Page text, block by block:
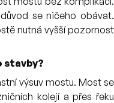
se ničeho obávat.
nutná vyšší pozornost
stavby?
výsuv mostu. Most se
kolejí a přes řeku